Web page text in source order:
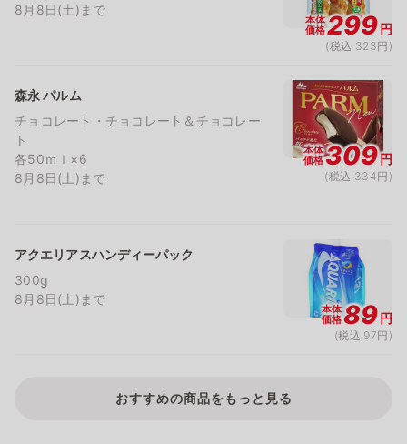
8月8日(土)まで
本体
価格299円
(税込 323円)
森永 パルム
チョコレート・チョコレート＆チョコレー
ト
各50ｍｌ×6
8月8日(土)まで
本体
価格309円
(税込 334円)
アクエリアスハンディーパック
300g
8月8日(土)まで
本体
価格89円
(税込 97円)
おすすめの商品をもっと見る